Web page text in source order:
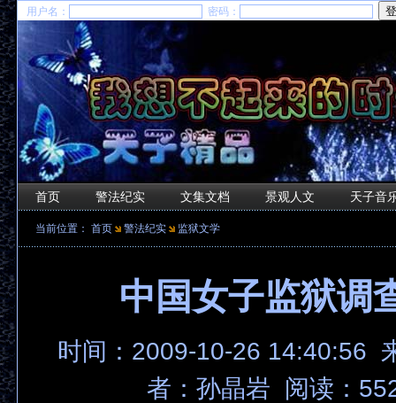
用户名： 密码：
首页 警法纪实 文集文档 景观人文 天子音
当前位置： 首页 警法纪实 监狱文学
中国女子监狱调
时间：2009-10-26 14:40:56
者：孙晶岩 阅读：